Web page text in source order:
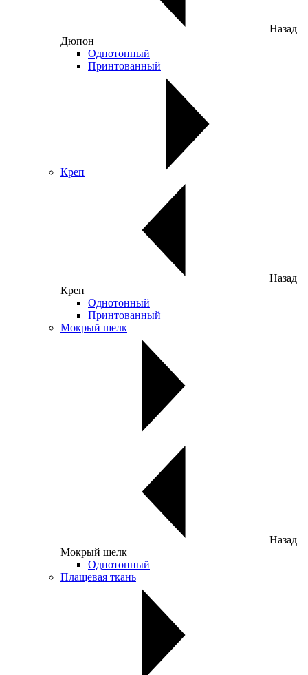
Назад
Дюпон
Однотонный
Принтованный
Креп
Назад
Креп
Однотонный
Принтованный
Мокрый шелк
Назад
Мокрый шелк
Однотонный
Плащевая ткань